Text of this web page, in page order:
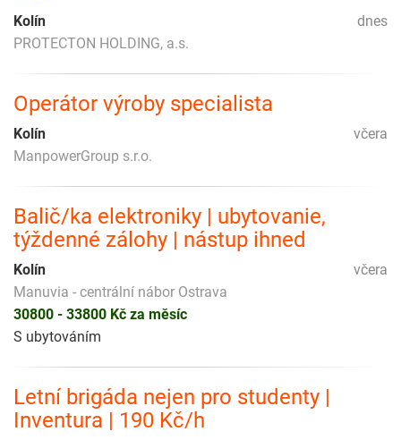
dnes
Kolín
PROTECTON HOLDING, a.s.
Operátor výroby specialista
včera
Kolín
ManpowerGroup s.r.o.
Balič/ka elektroniky | ubytovanie,
týždenné zálohy | nástup ihned
včera
Kolín
Manuvia - centrální nábor Ostrava
30800 - 33800 Kč za měsíc
S ubytováním
Letní brigáda nejen pro studenty |
Inventura | 190 Kč/h